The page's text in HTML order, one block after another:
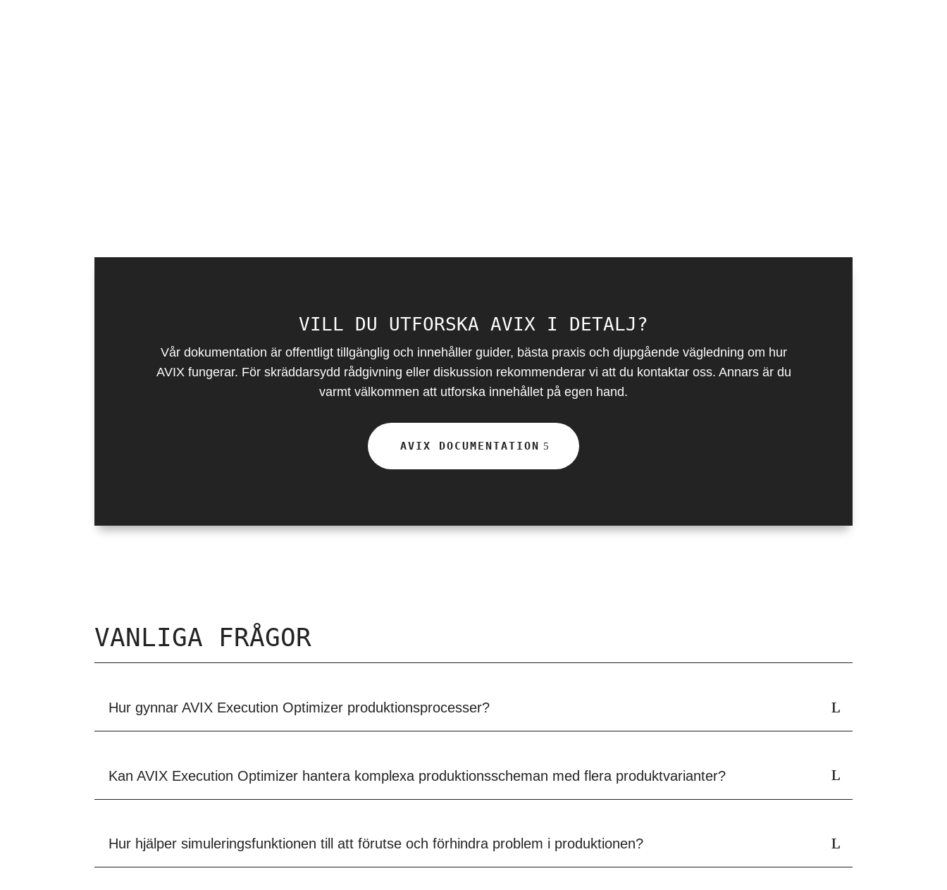
VILL DU UTFORSKA AVIX I DETALJ?
Vår dokumentation är offentligt tillgänglig och innehåller guider, bästa praxis och djupgående vägledning om hur
AVIX fungerar. För skräddarsydd rådgivning eller diskussion rekommenderar vi att du kontaktar oss. Annars är du
varmt välkommen att utforska innehållet på egen hand.
AVIX DOCUMENTATION
VANLIGA FRÅGOR
Hur gynnar AVIX Execution Optimizer produktionsprocesser?
Kan AVIX Execution Optimizer hantera komplexa produktionsscheman med flera produktvarianter?
Hur hjälper simuleringsfunktionen till att förutse och förhindra problem i produktionen?